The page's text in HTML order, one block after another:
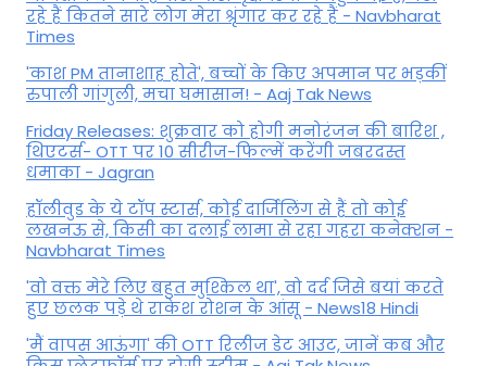
रहे हैं कितने सारे लोग मेरा श्रृंगार कर रहे हैं - Navbharat
Times
'काश PM तानाशाह होते', बच्चों के किए अपमान पर भड़कीं
रुपाली गांगुली, मचा घमासान! - Aaj Tak News
Friday Releases: शुक्रवार को होगी मनोरंजन की बारिश ,
थिएटर्स- OTT पर 10 सीरीज-फिल्में करेंगी जबरदस्त
धमाका - Jagran
हॉलीवुड के ये टॉप स्टार्स, कोई दार्जिलिंग से हैं तो कोई
लखनऊ से, किसी का दलाई लामा से रहा गहरा कनेक्शन -
Navbharat Times
'वो वक्त मेरे लिए बहुत मुश्किल था', वो दर्द जिसे बयां करते
हुए छलक पड़े थे राकेश रोशन के आंसू - News18 Hindi
'मैं वापस आऊंगा' की OTT रिलीज डेट आउट, जानें कब और